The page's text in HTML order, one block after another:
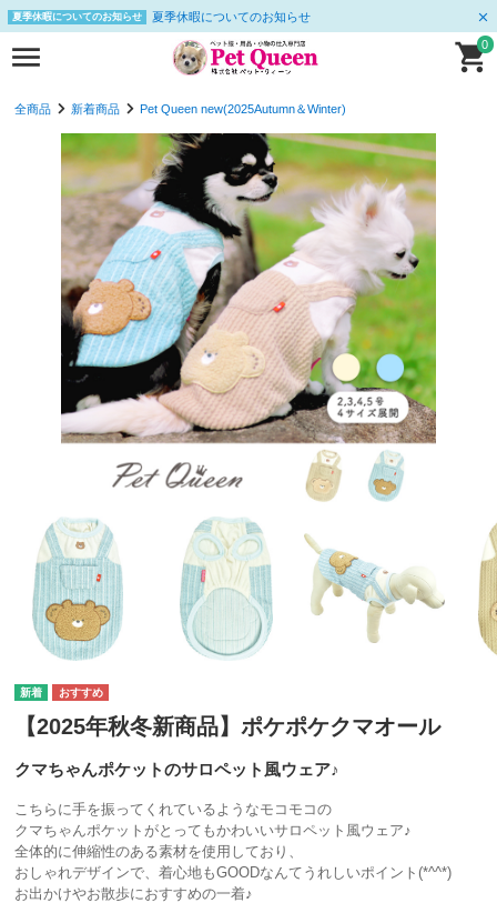
夏季休暇についてのお知らせ 夏季休暇についてのお知らせ
0
全商品 新着商品 Pet Queen new(2025Autumn＆Winter)
【2025年秋冬新商品】ポケポケクマオール
クマちゃんポケットのサロペット風ウェア♪
こちらに手を振ってくれているようなモコモコの
クマちゃんポケットがとってもかわいいサロペット風ウェア♪
全体的に伸縮性のある素材を使用しており、
おしゃれデザインで、着心地もGOODなんてうれしいポイント(*^^*)
お出かけやお散歩におすすめの一着♪